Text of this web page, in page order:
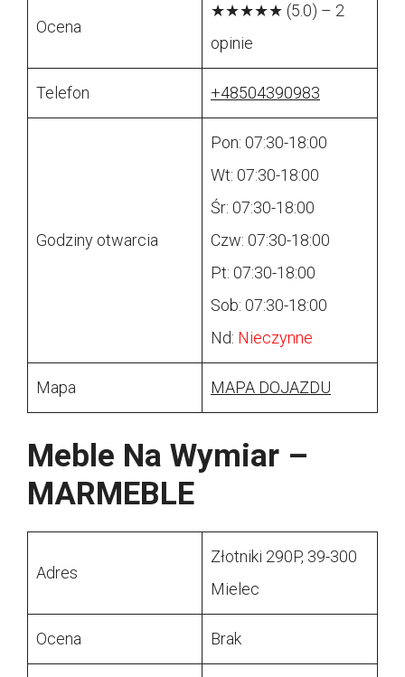
Ocena
★★★★★ (5.0) – 2
opinie
Telefon +48504390983
Godziny otwarcia
Pon: 07:30-18:00
Wt: 07:30-18:00
Śr: 07:30-18:00
Czw: 07:30-18:00
Pt: 07:30-18:00
Sob: 07:30-18:00
Nd: Nieczynne
Mapa MAPA DOJAZDU
Meble Na Wymiar –
MARMEBLE
Adres
Złotniki 290P, 39-300
Mielec
Ocena Brak